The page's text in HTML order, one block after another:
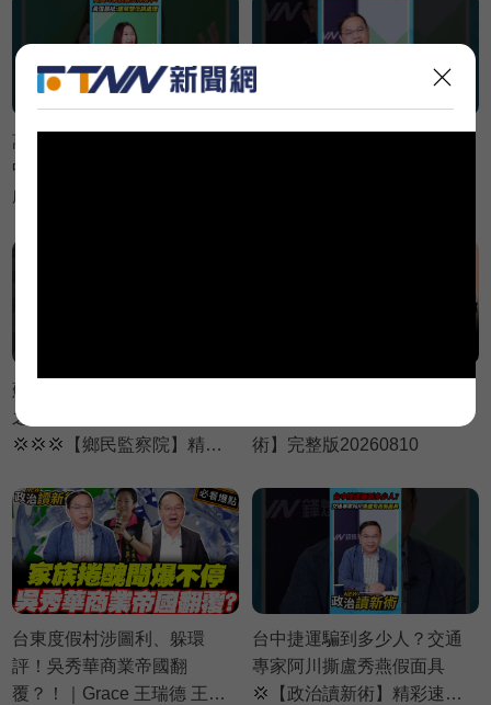
萬美玲家族建案違法神隱
中？黃瓊慧批：建商想低調
處理💥【政治讀新術】精彩
蘇巧慧翹班說謊請假？葉元
之怒：照你標準該辭立委
💢💢💢【鄉民監察院】精彩
術】完整版20260810
台東度假村涉圖利、躲環
評！吳秀華商業帝國翻
覆？！｜Grace 王瑞德 王義
台中捷運騙到多少人？交通
專家阿川撕盧秀燕假面具
💢【政治讀新術】精彩速看